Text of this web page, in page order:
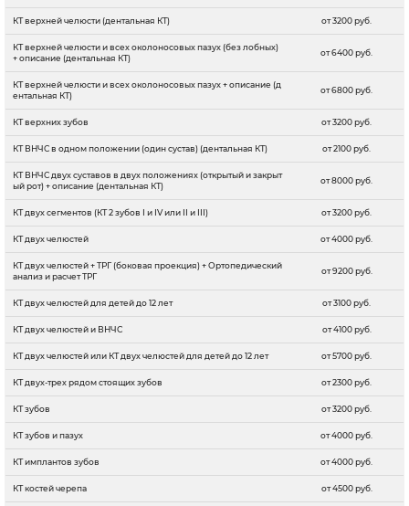
КТ верхней челюсти (дентальная КТ) от 3200 руб.
КТ верхней челюсти и всех околоносовых пазух (без лобных)
+ описание (дентальная КТ)
от 6400 руб.
КТ верхней челюсти и всех околоносовых пазух + описание (д
ентальная КТ)
от 6800 руб.
КТ верхних зубов от 3200 руб.
КТ ВНЧС в одном положении (один сустав) (дентальная КТ) от 2100 руб.
КТ ВНЧС двух суставов в двух положениях (открытый и закрыт
ый рот) + описание (дентальная КТ)
от 8000 руб.
КТ двух сегментов (КТ 2 зубов I и IV или II и III) от 3200 руб.
КТ двух челюстей от 4000 руб.
КТ двух челюстей + ТРГ (боковая проекция) + Ортопедический
анализ и расчет ТРГ
от 9200 руб.
КТ двух челюстей для детей до 12 лет от 3100 руб.
КТ двух челюстей и ВНЧС от 4100 руб.
КТ двух челюстей или КТ двух челюстей для детей до 12 лет от 5700 руб.
КТ двух-трех рядом стоящих зубов от 2300 руб.
КТ зубов от 3200 руб.
КТ зубов и пазух от 4000 руб.
КТ имплантов зубов от 4000 руб.
КТ костей черепа от 4500 руб.